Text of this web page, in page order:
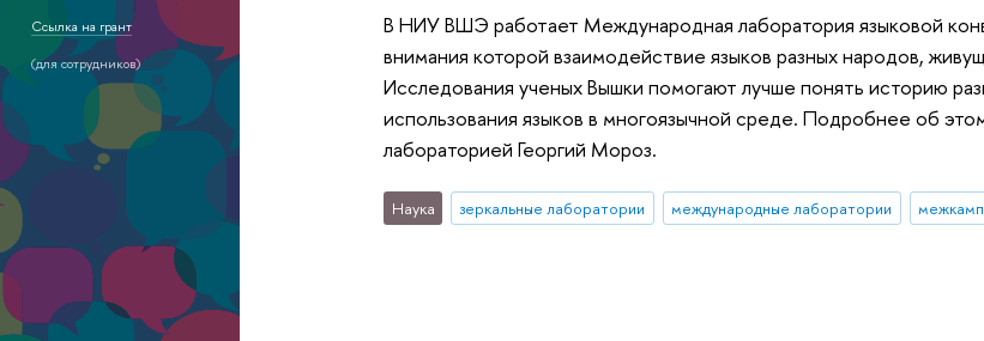
Ссылка на грант
(для сотрудников)
В НИУ ВШЭ работает Международная лаборатория языковой
внимания которой взаимодействие языков разных народов,
Исследования ученых Вышки помогают лучше понять историю
использования языков в многоязычной среде. Подробнее об
лабораторией Георгий Мороз.
Наука зеркальные лаборатории международные лаборатории